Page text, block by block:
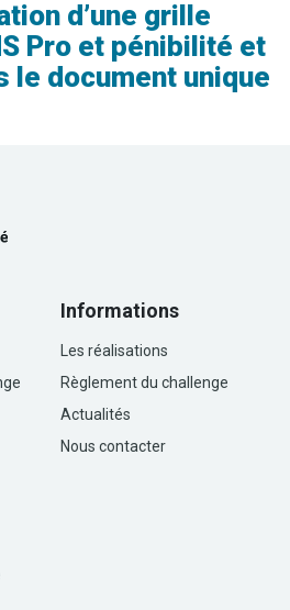
d’une grille
Pro et pénibilité et
le document unique
Informations
Les réalisations
Règlement du challenge
Actualités
Nous contacter